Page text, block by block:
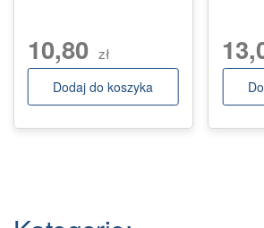
10,80 zł
Dodaj do koszyka